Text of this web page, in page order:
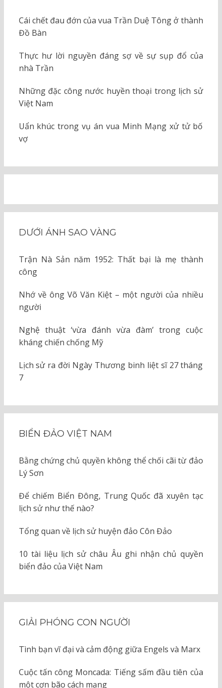
Cái chết đau đớn của vua Trần Duệ Tông ở thành
Đồ Bàn
Thực hư lời nguyền đáng sợ về sự sụp đổ của
nhà Trần
Những đặc công nước huyền thoại trong lịch sử
Việt Nam
Uẩn khúc trong vụ án vua Minh Mạng xử tử bố
vợ
DƯỚI ÁNH SAO VÀNG
Trận Nà Sản năm 1952: Thất bại là mẹ thành
công
Nhớ về ông Võ Văn Kiệt – một người của nhiều
người
Nghệ thuật ‘vừa đánh vừa đàm’ trong cuộc
kháng chiến chống Mỹ
Lịch sử ra đời Ngày Thương binh liệt sĩ 27 tháng
7
BIỂN ĐẢO VIỆT NAM
Bằng chứng chủ quyền không thể chối cãi từ đảo
Lý Sơn
Để chiếm Biển Đông, Trung Quốc đã xuyên tạc
lịch sử như thế nào?
Tổng quan về lịch sử huyện đảo Côn Đảo
10 tài liệu lịch sử châu Âu ghi nhận chủ quyền
biển đảo của Việt Nam
GIẢI PHÓNG CON NGƯỜI
Tình bạn vĩ đại và cảm động giữa Engels và Marx
Cuộc tấn công Moncada: Tiếng sấm đầu tiên của
một cơn bão cách mạng